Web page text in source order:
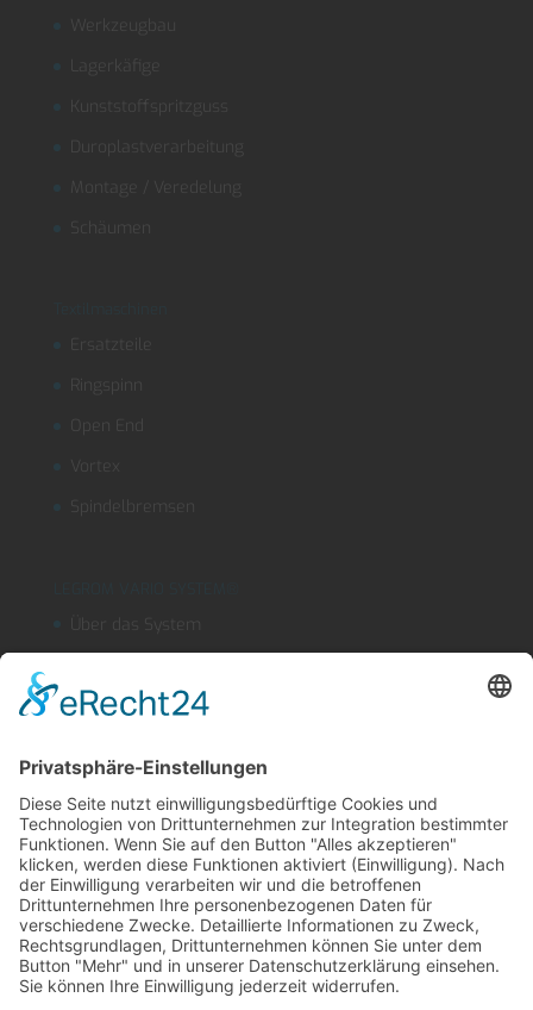
Werkzeugbau
Lagerkäfige
Kunststoffspritzguss
Duroplastverarbeitung
Montage / Veredelung
Schäumen
Ersatzteile
Ringspinn
Open End
Vortex
Spindelbremsen
Über das System
Kühlmitteleinrichtungen
Sicherheitsblasdüse
Produktfinder
LEGROM Webshop